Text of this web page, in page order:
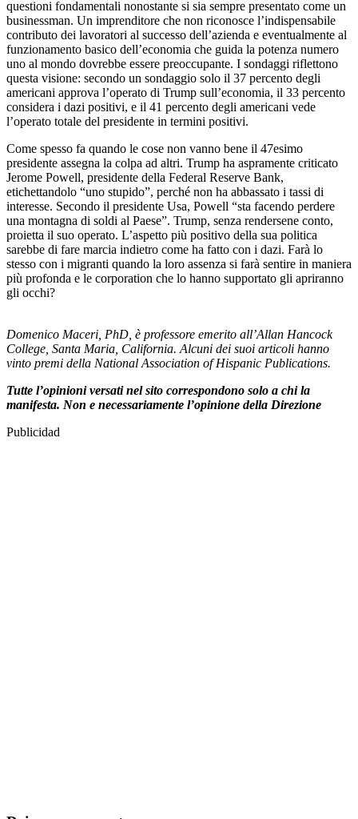
questioni fondamentali nonostante si sia sempre presentato come un
businessman. Un imprenditore che non riconosce l’indispensabile
contributo dei lavoratori al successo dell’azienda e eventualmente al
funzionamento basico dell’economia che guida la potenza numero
uno al mondo dovrebbe essere preoccupante. I sondaggi riflettono
questa visione: secondo un sondaggio solo il 37 percento degli
americani approva l’operato di Trump sull’economia, il 33 percento
considera i dazi positivi, e il 41 percento degli americani vede
l’operato totale del presidente in termini positivi.
Come spesso fa quando le cose non vanno bene il 47esimo
presidente assegna la colpa ad altri. Trump ha aspramente criticato
Jerome Powell, presidente della Federal Reserve Bank,
etichettandolo “uno stupido”, perché non ha abbassato i tassi di
interesse. Secondo il presidente Usa, Powell “sta facendo perdere
una montagna di soldi al Paese”. Trump, senza rendersene conto,
proietta il suo operato. L’aspetto più positivo della sua politica
sarebbe di fare marcia indietro come ha fatto con i dazi. Farà lo
stesso con i migranti quando la loro assenza si farà sentire in maniera
più profonda e le corporation che lo hanno supportato gli apriranno
gli occhi?
Domenico Maceri, PhD, è professore emerito all’Allan Hancock
College, Santa Maria, California. Alcuni dei suoi articoli hanno
vinto premi della National Association of Hispanic Publications.
Tutte l’opinioni versati nel sito correspondono solo a chi la
manifesta. Non e necessariamente l’opinione della Direzione
Publicidad